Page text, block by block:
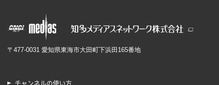
〒477-0031 愛知県東海市大田町下浜田165番地
チャンネルの使い方